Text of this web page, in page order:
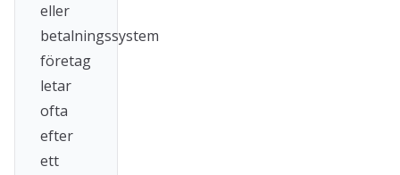
eller
betalningssystem
företag
letar
ofta
efter
ett